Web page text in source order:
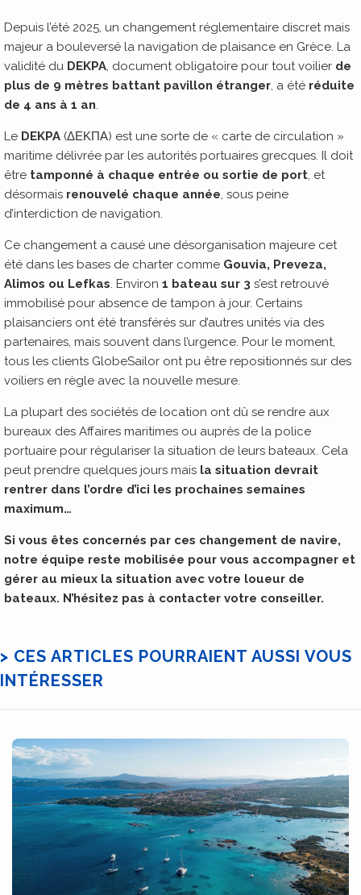
Depuis l’été 2025, un changement réglementaire discret mais
majeur a bouleversé la navigation de plaisance en Grèce. La
validité du DEKPA, document obligatoire pour tout voilier de
plus de 9 mètres battant pavillon étranger, a été réduite
de 4 ans à 1 an.
Le DEKPA (ΔΕΚΠΑ) est une sorte de « carte de circulation »
maritime délivrée par les autorités portuaires grecques. Il doit
être tamponné à chaque entrée ou sortie de port, et
désormais renouvelé chaque année, sous peine
d’interdiction de navigation.
Ce changement a causé une désorganisation majeure cet
été dans les bases de charter comme Gouvia, Preveza,
Alimos ou Lefkas. Environ 1 bateau sur 3 s’est retrouvé
immobilisé pour absence de tampon à jour. Certains
plaisanciers ont été transférés sur d’autres unités via des
partenaires, mais souvent dans l’urgence. Pour le moment,
tous les clients GlobeSailor ont pu être repositionnés sur des
voiliers en règle avec la nouvelle mesure.
La plupart des sociétés de location ont dû se rendre aux
bureaux des Affaires maritimes ou auprès de la police
portuaire pour régulariser la situation de leurs bateaux. Cela
peut prendre quelques jours mais la situation devrait
rentrer dans l’ordre d’ici les prochaines semaines
maximum…
Si vous êtes concernés par ces changement de navire,
notre équipe reste mobilisée pour vous accompagner et
gérer au mieux la situation avec votre loueur de
bateaux. N’hésitez pas à contacter votre conseiller.
> CES ARTICLES POURRAIENT AUSSI VOUS
INTÉRESSER